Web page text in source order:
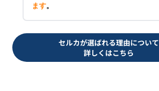
ます。
セルカが選ばれる理由について
詳しくはこちら